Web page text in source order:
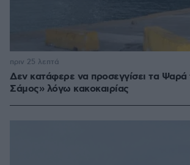
Δεν κατάφερε να προσεγγίσει τα
Σάμος» λόγω κακοκαιρίας
πριν 25 λεπτά